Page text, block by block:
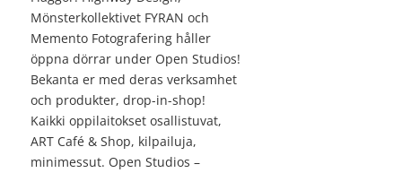
Mönsterkollektivet FYRAN och
Memento Fotografering håller
öppna dörrar under Open Studios!
Bekanta er med deras verksamhet
och produkter, drop-in-shop!
Kaikki oppilaitokset osallistuvat,
ART Café & Shop, kilpailuja,
minimessut. Open Studios –